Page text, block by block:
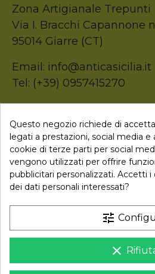
Zona Artigianale Trepunti
Via I. Bracchi Capannone
95014 Giarre (CT)
Email: info@anticasicilia.it
Tel: (+39) 0957415270
Collegamenti
Newsletter
Iscriviti alla nostra newsletter per
tuo primo ordine
Questo negozio richiede di
legati a prestazioni, social media e
cookie di terze parti per social
vengono utilizzati per offrire
pubblicitari personalizzati. Accetti i
dei dati personali interessati?
tune
clear